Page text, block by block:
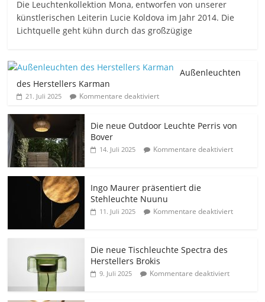
Die Leuchtenkollektion Mona, entworfen von unserer
künstlerischen Leiterin Lucie Koldova im Jahr 2014. Die
Lichtquelle geht kühn durch das großzügige
Außenleuchten
des Herstellers Karman
21. Juli 2025 Kommentare deaktiviert
Die neue Outdoor Leuchte Perris von
Bover
14. Juli 2025 Kommentare deaktiviert
Ingo Maurer präsentiert die
Stehleuchte Nuunu
11. Juli 2025 Kommentare deaktiviert
Die neue Tischleuchte Spectra des
Herstellers Brokis
9. Juli 2025 Kommentare deaktiviert